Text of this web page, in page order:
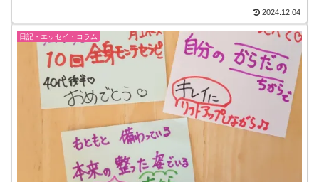
2024.12.04
日記・エッセイ・コラム